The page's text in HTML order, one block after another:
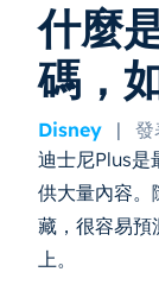
什麼
碼，
Disney | 發
迪士尼Plus是
供大量內容。
藏，很容易預
上。